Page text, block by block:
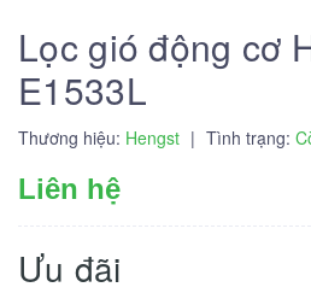
Lọc gió động cơ
E1533L
Thương hiệu: Hengst | Tình trạng:
Liên hệ
Ưu đãi